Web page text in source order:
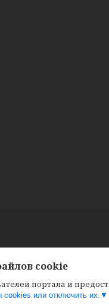
cookie
портала и
или отключить их.